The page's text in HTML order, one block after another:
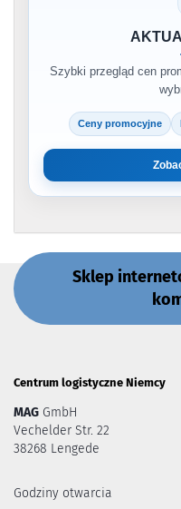
Szybki przegląd cen
Ceny promocyjne
Sklep
Centrum logistyczne Niemcy
MAG GmbH
Vechelder Str. 22
38268 Lengede
Godziny otwarcia